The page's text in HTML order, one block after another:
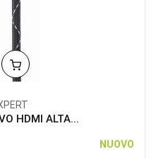
HDMI ALTA...
NUOVO